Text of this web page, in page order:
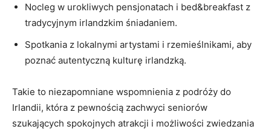
Nocleg w urokliwych pensjonatach i bed&breakfast z
tradycyjnym irlandzkim śniadaniem.
Spotkania ‌z lokalnymi​ artystami i rzemieślnikami, aby
poznać autentyczną kulturę irlandzką.
Takie to niezapomniane wspomnienia z podróży do
Irlandii, która z pewnością zachwyci seniorów
⁢szukających⁢ spokojnych ‌atrakcji ‌i​ możliwości zwiedzania